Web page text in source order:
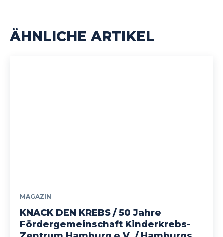
ÄHNLICHE ARTIKEL
MAGAZIN
KNACK DEN KREBS / 50 Jahre
Fördergemeinschaft Kinderkrebs-